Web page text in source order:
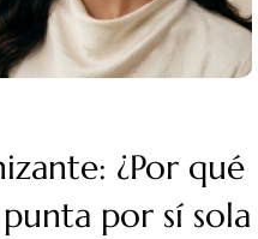
¿Por qué
por sí sola